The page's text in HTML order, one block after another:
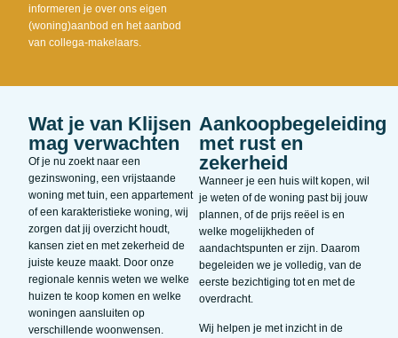
informeren je over ons eigen
(woning)aanbod en het aanbod
van collega-makelaars.
Wat je van Klijsen
mag verwachten
Of je nu zoekt naar een
gezinswoning, een vrijstaande
woning met tuin, een appartement
of een karakteristieke woning, wij
zorgen dat jij overzicht houdt,
kansen ziet en met zekerheid de
juiste keuze maakt. Door onze
regionale kennis weten we welke
huizen te koop komen en welke
woningen aansluiten op
verschillende woonwensen.
Aankoopbegeleiding
met rust en
zekerheid
Wanneer je een huis wilt kopen, wil
je weten of de woning past bij jouw
plannen, of de prijs reëel is en
welke mogelijkheden of
aandachtspunten er zijn. Daarom
begeleiden we je volledig, van de
eerste bezichtiging tot en met de
overdracht.
Wij helpen je met inzicht in de